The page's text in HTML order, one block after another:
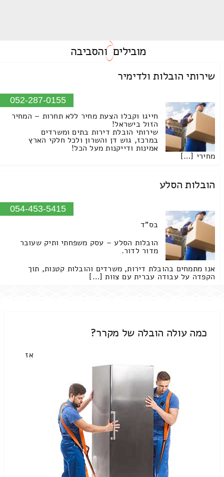
מוביליםוהסביבה
שירותי הובלות ולדימיר
052-287-0155
חייגו וקבלו הצעת מחיר ללא תחרות – המחיר
הזול בישראל!
שירותי הובלת דירות בתים ומשרדים
במרכז, גוש דן והשרון ולכל חלקי הארץ
אמינות ודייקנות מעל הכל!
מחירי […]
הובלות הסלע
054-453-5415
בס"ד
הובלות הסלע – עסק משפחתי ותיק שעובר
מדור לדור.
אנו מתמחים בהובלת דירות, משרדים והובלות קטנות, תוך
הקפדה על עבודה עברית עם צוות […]
כמה עולה הובלה של מקרר?
אז